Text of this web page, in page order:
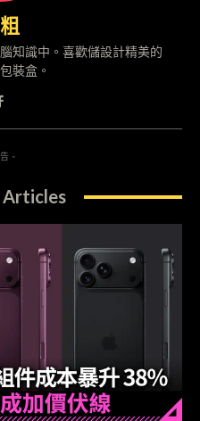
知識中。喜歡儲設計精美的
裝盒。
-
Articles